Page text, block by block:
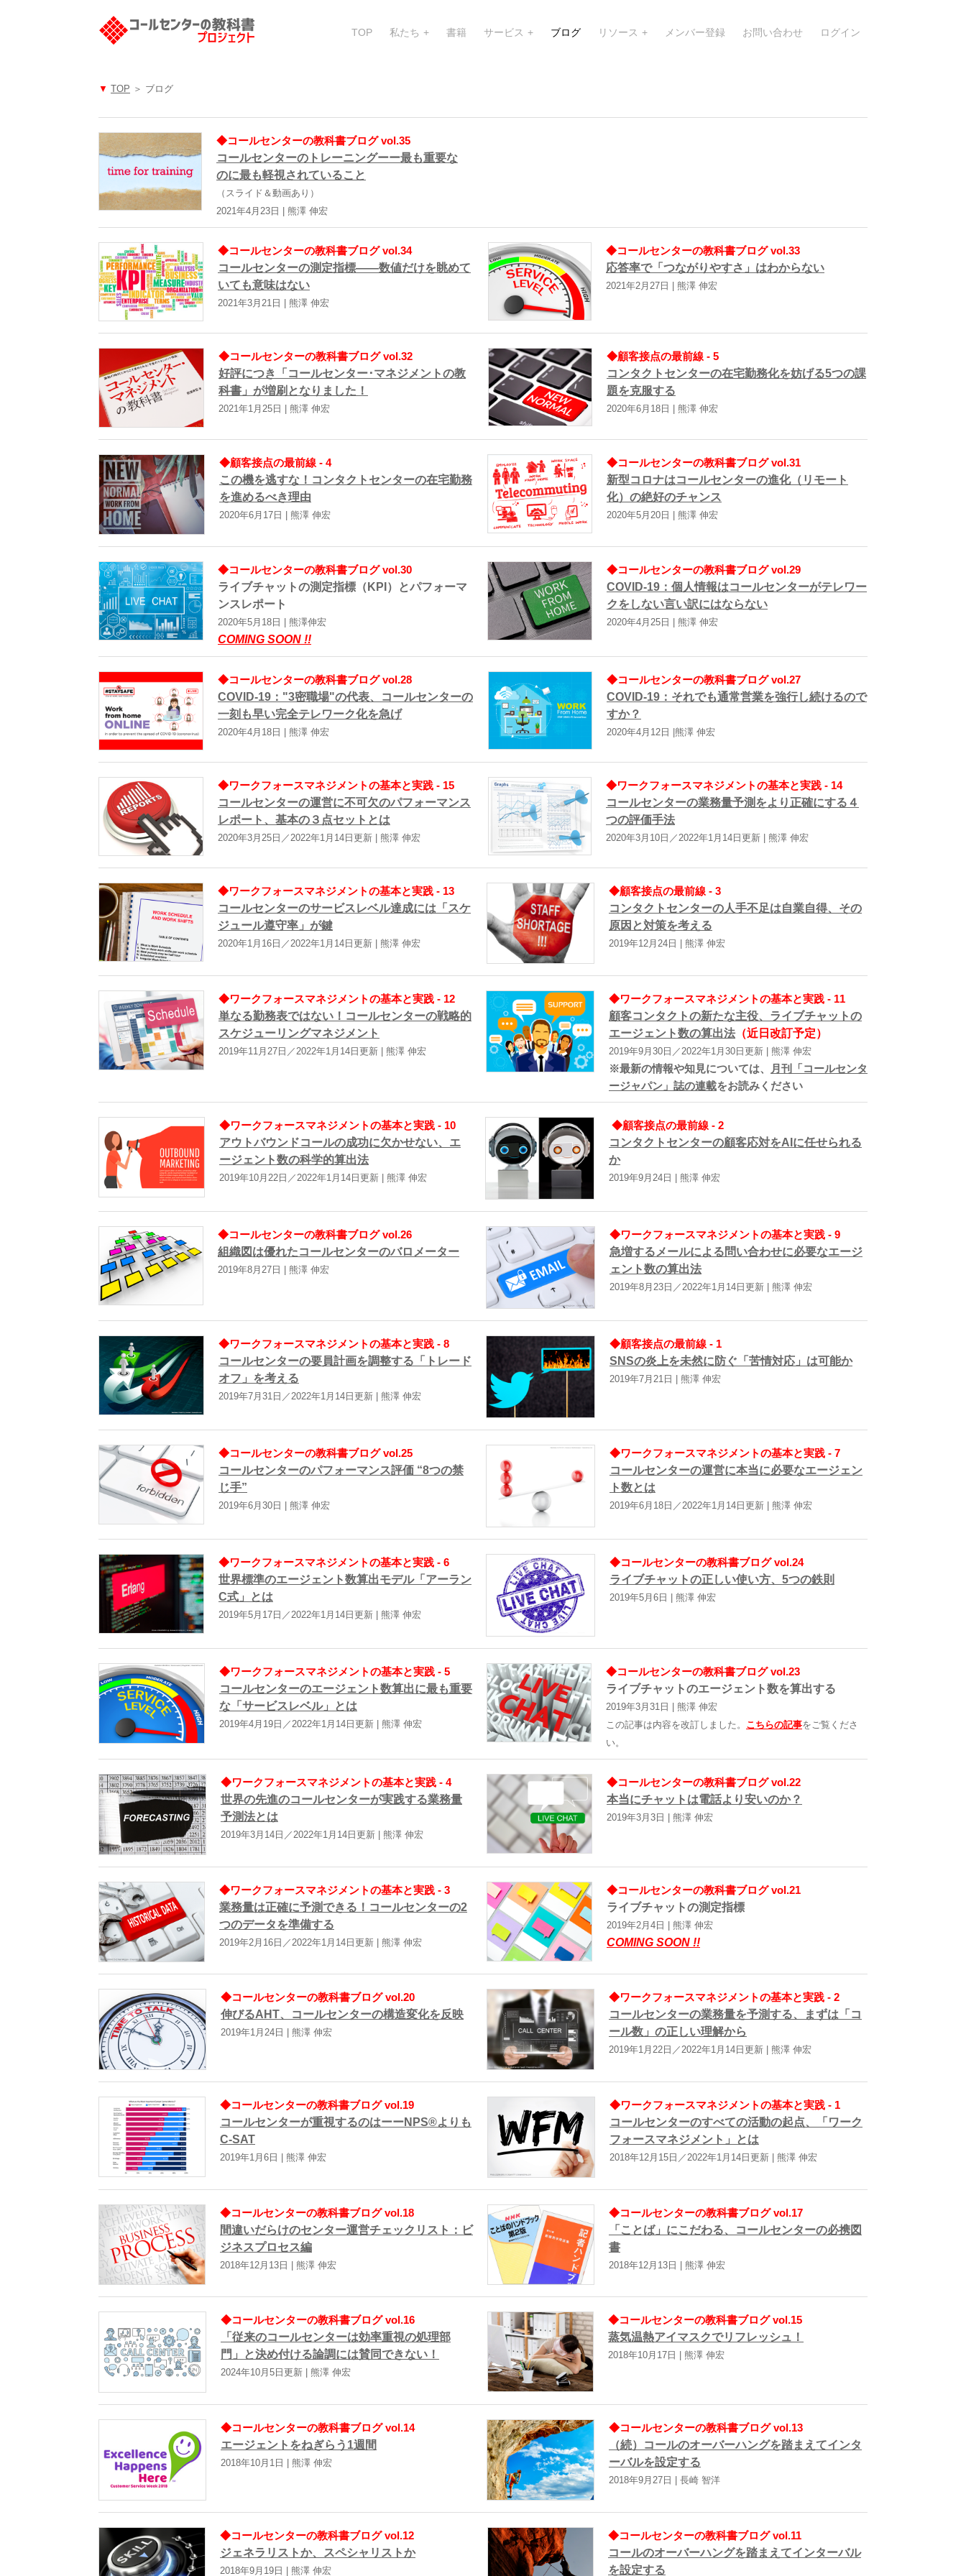
TOP 私たち 書籍 サービス ブログ リソース メンバー登録 お問い合わせ ログイン
▼ TOP ＞ ブログ
◆コールセンターの教科書ブログ vol.35
コールセンターのトレーニングーー最も重要な
のに最も軽視されていること
（スライド＆動画あり）
2021年4月23日 | 熊澤 伸宏
◆コールセンターの教科書ブログ vol.34
コールセンターの測定指標――数値だけを眺めて
いても意味はない
2021年3月21日 | 熊澤 伸宏
◆コールセンターの教科書ブログ vol.33
応答率で「つながりやすさ」はわからない
2021年2月27日 | 熊澤 伸宏
◆コールセンターの教科書ブログ vol.32
好評につき「コールセンター･マネジメントの教
科書」が増刷となりました！
2021年1月25日 | 熊澤 伸宏
◆顧客接点の最前線 - 5
コンタクトセンターの在宅勤務化を妨げる5つの課
題を克服する
2020年6月18日 | 熊澤 伸宏
◆顧客接点の最前線 - 4
この機を逃すな！コンタクトセンターの在宅勤務
を進めるべき理由
2020年6月17日 | 熊澤 伸宏
◆コールセンターの教科書ブログ vol.31
新型コロナはコールセンターの進化（リモート
化）の絶好のチャンス
2020年5月20日 | 熊澤 伸宏
◆コールセンターの教科書ブログ vol.30
ライブチャットの測定指標（KPI）とパフォーマ
ンスレポート
2020年5月18日 | 熊澤伸宏
COMING SOON !!
◆コールセンターの教科書ブログ vol.29
COVID-19：個人情報はコールセンターがテレワー
クをしない言い訳にはならない
2020年4月25日 | 熊澤 伸宏
◆コールセンターの教科書ブログ vol.28
COVID-19："3密職場"の代表、コールセンターの
一刻も早い完全テレワーク化を急げ
2020年4月18日 | 熊澤 伸宏
◆コールセンターの教科書ブログ vol.27
COVID-19：それでも通常営業を強行し続けるので
すか？
2020年4月12日 |熊澤 伸宏
◆ワークフォースマネジメントの基本と実践 - 15
コールセンターの運営に不可欠のパフォーマンス
レポート、基本の３点セットとは
2020年3月25日／2022年1月14日更新 | 熊澤 伸宏
◆ワークフォースマネジメントの基本と実践 - 14
コールセンターの業務量予測をより正確にする４
つの評価手法
2020年3月10日／2022年1月14日更新 | 熊澤 伸宏
◆ワークフォースマネジメントの基本と実践 - 13
コールセンターのサービスレベル達成には「スケ
ジュール遵守率」が鍵
2020年1月16日／2022年1月14日更新 | 熊澤 伸宏
◆顧客接点の最前線 - 3
コンタクトセンターの人手不足は自業自得、その
原因と対策を考える
2019年12月24日 | 熊澤 伸宏
◆ワークフォースマネジメントの基本と実践 - 12
単なる勤務表ではない！コールセンターの戦略的
スケジューリングマネジメント
2019年11月27日／2022年1月14日更新 | 熊澤 伸宏
◆ワークフォースマネジメントの基本と実践 - 11
顧客コンタクトの新たな主役、ライブチャットの
エージェント数の算出法 （近日改訂予定）
2019年9月30日／2022年1月30日更新 | 熊澤 伸宏
※最新の情報や知見については、
月刊「コールセンタ
ージャパン」誌の連載をお読みください
◆ワークフォースマネジメントの基本と実践 - 10
アウトバウンドコールの成功に欠かせない、エ
ージェント数の科学的算出法
2019年10月22日／2022年1月14日更新 | 熊澤 伸宏
◆顧客接点の最前線 - 2
コンタクトセンターの顧客応対をAIに任せられる
か
2019年9月24日 | 熊澤 伸宏
◆コールセンターの教科書ブログ vol.26
組織図は優れたコールセンターのバロメーター
2019年8月27日 | 熊澤 伸宏
◆ワークフォースマネジメントの基本と実践 - 9
急増するメールによる問い合わせに必要なエージ
ェント数の算出法
2019年8月23日／2022年1月14日更新 | 熊澤 伸宏
◆ワークフォースマネジメントの基本と実践 - 8
コールセンターの要員計画を調整する「トレード
オフ」を考える
2019年7月31日／2022年1月14日更新 | 熊澤 伸宏
◆顧客接点の最前線 - 1
SNSの炎上を未然に防ぐ「苦情対応」は可能か
2019年7月21日 | 熊澤 伸宏
◆コールセンターの教科書ブログ vol.25
コールセンターのパフォーマンス評価 “8つの禁
じ手”
2019年6月30日 | 熊澤 伸宏
◆ワークフォースマネジメントの基本と実践 - 7
コールセンターの運営に本当に必要なエージェン
ト数とは
2019年6月18日／2022年1月14日更新 | 熊澤 伸宏
◆ワークフォースマネジメントの基本と実践 - 6
世界標準のエージェント数算出モデル「アーラン
C式」とは
2019年5月17日／2022年1月14日更新 | 熊澤 伸宏
◆コールセンターの教科書ブログ vol.24
ライブチャットの正しい使い方、5つの鉄則
2019年5月6日 | 熊澤 伸宏
◆ワークフォースマネジメントの基本と実践 - 5
コールセンターのエージェント数算出に最も重要
な「サービスレベル」とは
2019年4月19日／2022年1月14日更新 | 熊澤 伸宏
◆コールセンターの教科書ブログ vol.23
ライブチャットのエージェント数を算出する
2019年3月31日 | 熊澤 伸宏
この記事は内容を改訂しました。 こちらの記事をご覧くださ
い。
◆ワークフォースマネジメントの基本と実践 - 4
世界の先進のコールセンターが実践する業務量
予測法とは
2019年3月14日／2022年1月14日更新 | 熊澤 伸宏
◆コールセンターの教科書ブログ vol.22
本当にチャットは電話より安いのか？
2019年3月3日 | 熊澤 伸宏
◆ワークフォースマネジメントの基本と実践 - 3
業務量は正確に予測できる！コールセンターの2
つのデータを準備する
2019年2月16日／2022年1月14日更新 | 熊澤 伸宏
◆コールセンターの教科書ブログ vol.21
ライブチャットの測定指標
2019年2月4日 | 熊澤 伸宏
COMING SOON !!
◆コールセンターの教科書ブログ vol.20
伸びるAHT、コールセンターの構造変化を反映
2019年1月24日 | 熊澤 伸宏
◆ワークフォースマネジメントの基本と実践 - 2
コールセンターの業務量を予測する、まずは「コ
ール数」の正しい理解から
2019年1月22日／2022年1月14日更新 | 熊澤 伸宏
◆コールセンターの教科書ブログ vol.19
コールセンターが重視するのはーーNPS®よりも
C-SAT
2019年1月6日 | 熊澤 伸宏
◆ワークフォースマネジメントの基本と実践 - 1
コールセンターのすべての活動の起点、「ワーク
フォースマネジメント」とは
2018年12月15日／2022年1月14日更新 | 熊澤 伸宏
◆コールセンターの教科書ブログ vol.18
間違いだらけのセンター運営チェックリスト：ビ
ジネスプロセス編
2018年12月13日 | 熊澤 伸宏
◆コールセンターの教科書ブログ vol.17
「ことば」にこだわる、コールセンターの必携図
書
2018年12月13日 | 熊澤 伸宏
◆コールセンターの教科書ブログ vol.16
「従来のコールセンターは効率重視の処理部
門」と決め付ける論調には賛同できない！
2024年10月5日更新 | 熊澤 伸宏
◆コールセンターの教科書ブログ vol.15
蒸気温熱アイマスクでリフレッシュ！
2018年10月17日 | 熊澤 伸宏
◆コールセンターの教科書ブログ vol.14
エージェントをねぎらう1週間
2018年10月1日 | 熊澤 伸宏
◆コールセンターの教科書ブログ vol.13
（続）コールのオーバーハングを踏まえてインタ
ーバルを設定する
2018年9月27日 | 長崎 智洋
◆コールセンターの教科書ブログ vol.12
ジェネラリストか、スペシャリストか
2018年9月19日 | 熊澤 伸宏
◆コールセンターの教科書ブログ vol.11
コールのオーバーハングを踏まえてインターバル
を設定する